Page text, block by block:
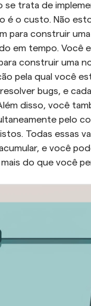
se trata de
o custo. Não
para construir
em tempo. Você
construir uma
pela qual você
bugs, e
disso, você
pelo
Todas essas
e você
do que você